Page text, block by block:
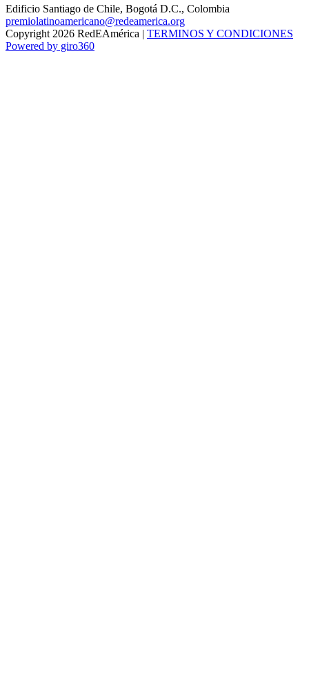
Edificio Santiago de Chile, Bogotá D.C., Colombia
premiolatinoamericano@redeamerica.org
Copyright 2026 RedEAmérica | TERMINOS Y CONDICIONES
Powered by giro360